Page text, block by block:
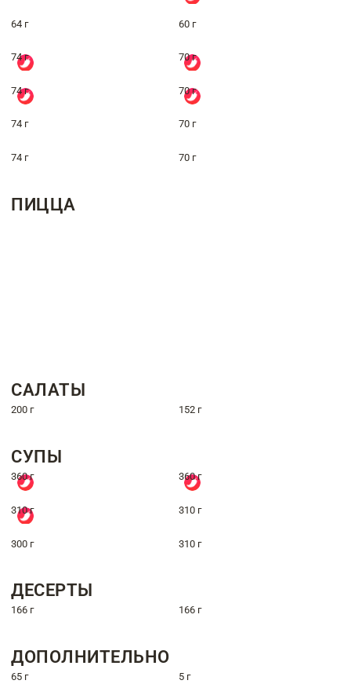
64 г 60 г
74 г 70 г
74 г 70 г
74 г 70 г
74 г 70 г
ПИЦЦА
САЛАТЫ
200 г 152 г
СУПЫ
360 г 360 г
310 г 310 г
300 г 310 г
ДЕСЕРТЫ
166 г 166 г
ДОПОЛНИТЕЛЬНО
65 г 5 г